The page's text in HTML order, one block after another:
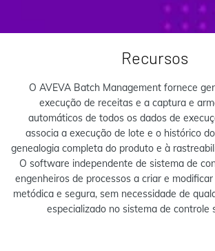
Recursos
O AVEVA Batch Management fornece
execução de receitas e a captura e
automáticos de todos os dados de
associa a execução de lote e o histórico
genealogia completa do produto e à
O software independente de sistema de
engenheiros de processos a criar e
metódica e segura, sem necessidade de
especializado no sistema de controle